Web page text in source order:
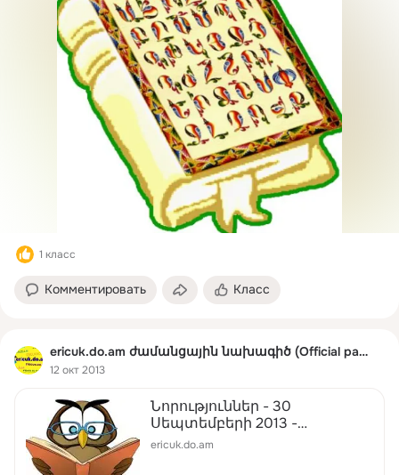
1 класс
Комментировать Класс
ericuk.do.am ժամանցային նախագիծ (Official page)
12 окт 2013
Նորություններ - 30
Սեպտեմբերի 2013 -
դպրոցական ժամանցային
ericuk.do.am